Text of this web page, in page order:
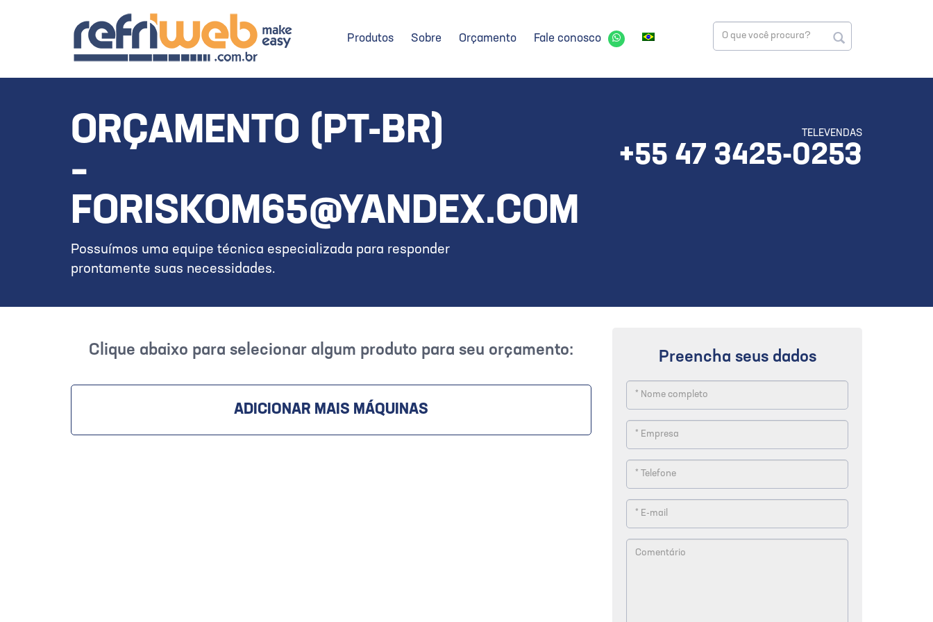
Produtos Sobre Orçamento Fale conosco
ORÇAMENTO (PT-BR)
–
FORISKOM65@YANDEX.COM
Possuímos uma equipe técnica especializada para responder
prontamente suas necessidades.
TELEVENDAS
+55 47 3425-0253
Clique abaixo para selecionar algum produto para seu orçamento:
ADICIONAR MAIS MÁQUINAS
Preencha seus dados